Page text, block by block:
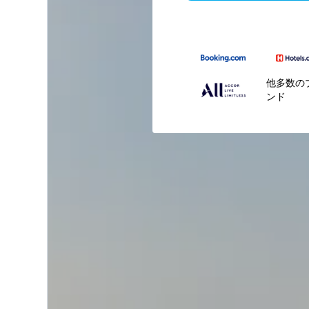
他多数の
ンド